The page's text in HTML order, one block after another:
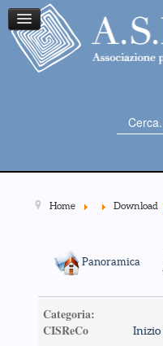
Cerca...
Home Download
Panoramica
Categoria:
CISReCo
Inizio